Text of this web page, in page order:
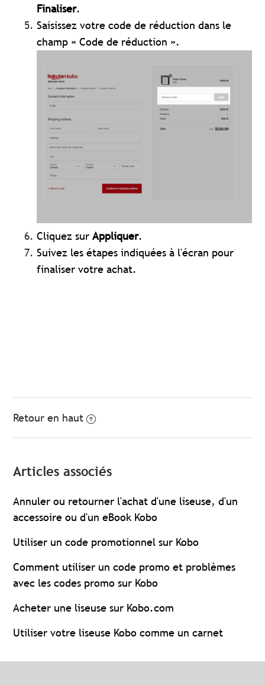
Finaliser.
Saisissez votre code de réduction dans le
champ « Code de réduction ».
Cliquez surAppliquer.
Suivez les étapes indiquées à l'écran pour
finaliser votre achat.
Retour en haut
Articles associés
Annuler ou retourner l'achat d'une liseuse, d'un
accessoire ou d'un eBook Kobo
Utiliser un code promotionnel sur Kobo
Comment utiliser un code promo et problèmes
avec les codes promo sur Kobo
Acheter une liseuse sur Kobo.com
Utiliser votre liseuse Kobo comme un carnet